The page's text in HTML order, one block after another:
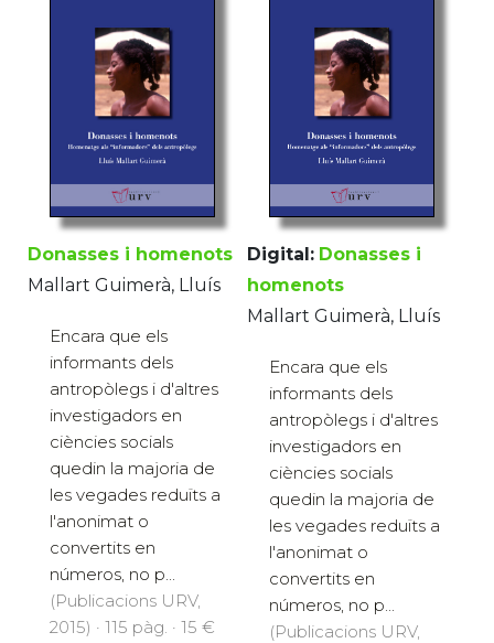
Donasses i homenots
Mallart Guimerà, Lluís
Encara que els
informants dels
antropòlegs i d'altres
investigadors en
ciències socials
quedin la majoria de
les vegades reduïts a
l'anonimat o
convertits en
números, no p...
(Publicacions URV,
2015) · 115 pàg. · 15 €
Digital: Donasses i
homenots
Mallart Guimerà, Lluís
Encara que els
informants dels
antropòlegs i d'altres
investigadors en
ciències socials
quedin la majoria de
les vegades reduïts a
l'anonimat o
convertits en
números, no p...
(Publicacions URV,